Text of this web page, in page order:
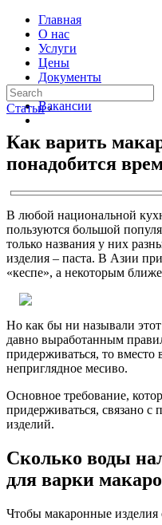
Главная
О нас
Услуги
Цены
Документы
Контакты
Вакансии
Статьи ›
Как варить
понадобится
В любой национальной
пользуются большой
только названия у них
изделия – паста. В Азии
«кеспе», а некоторым
Но как бы ни называли этот
давно выработанным
придерживаться, то
неприглядное месиво.
Основное требование,
придерживаться, связано
изделий.
Сколько воды
для варки
Чтобы макаронные изделия